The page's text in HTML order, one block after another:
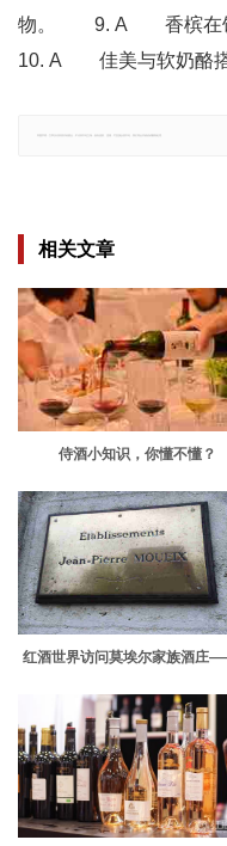
物。 9. A 香槟在饮
10. A 佳美与软奶酪搭
相关文章
侍酒小知识，你懂不懂？
红酒世界访问莫埃尔家族酒庄